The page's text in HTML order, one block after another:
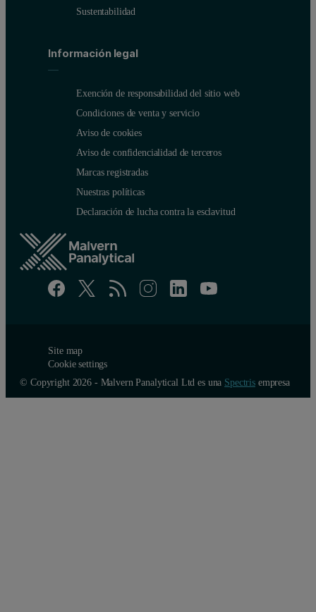
Sustentabilidad
Información legal
Exención de responsabilidad del sitio web
Condiciones de venta y servicio
Aviso de cookies
Aviso de confidencialidad de terceros
Marcas registradas
Nuestras políticas
Declaración de lucha contra la esclavitud
Site map
Cookie settings
© Copyright 2026 - Malvern Panalytical Ltd es una Spectrisempresa